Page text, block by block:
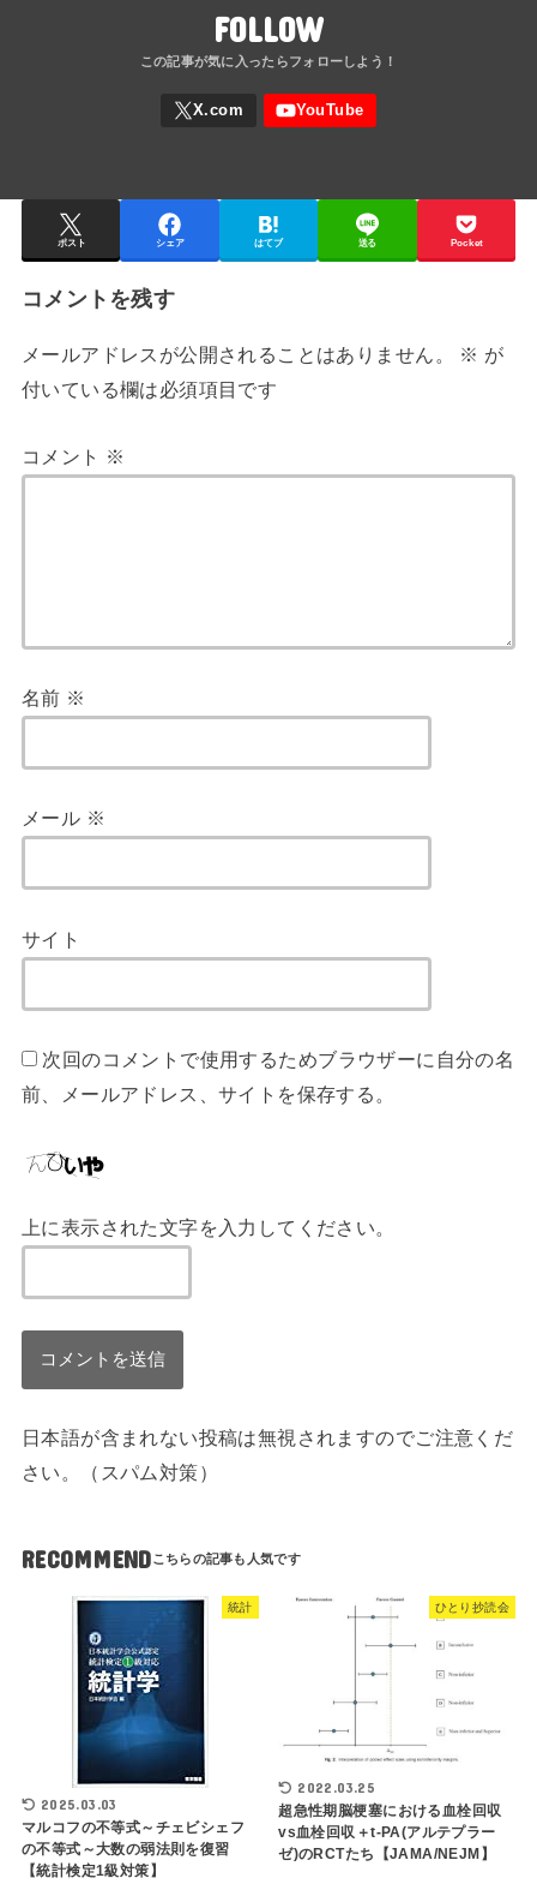
FOLLOW
ポスト シェア はてブ 送る Pocket
コメントを残す
メールアドレスが公開されることはありません。 ※ が
付いている欄は必須項目です
コメント ※
名前 ※
メール ※
サイト
次回のコメントで使用するためブラウザーに自分の名
前、メールアドレス、サイトを保存する。
上に表示された文字を入力してください。
日本語が含まれない投稿は無視されますのでご注意くだ
さい。（スパム対策）
RECOMMEND
統計
2025.03.03
マルコフの不等式～チェビシェフ
の不等式～大数の弱法則を復習
【統計検定1級対策】
ひとり抄読会
2022.03.25
超急性期脳梗塞における血栓回収
vs血栓回収＋t-PA(アルテプラー
ゼ)のRCTたち【JAMA/NEJM】